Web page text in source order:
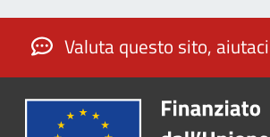
Valuta questo sito,